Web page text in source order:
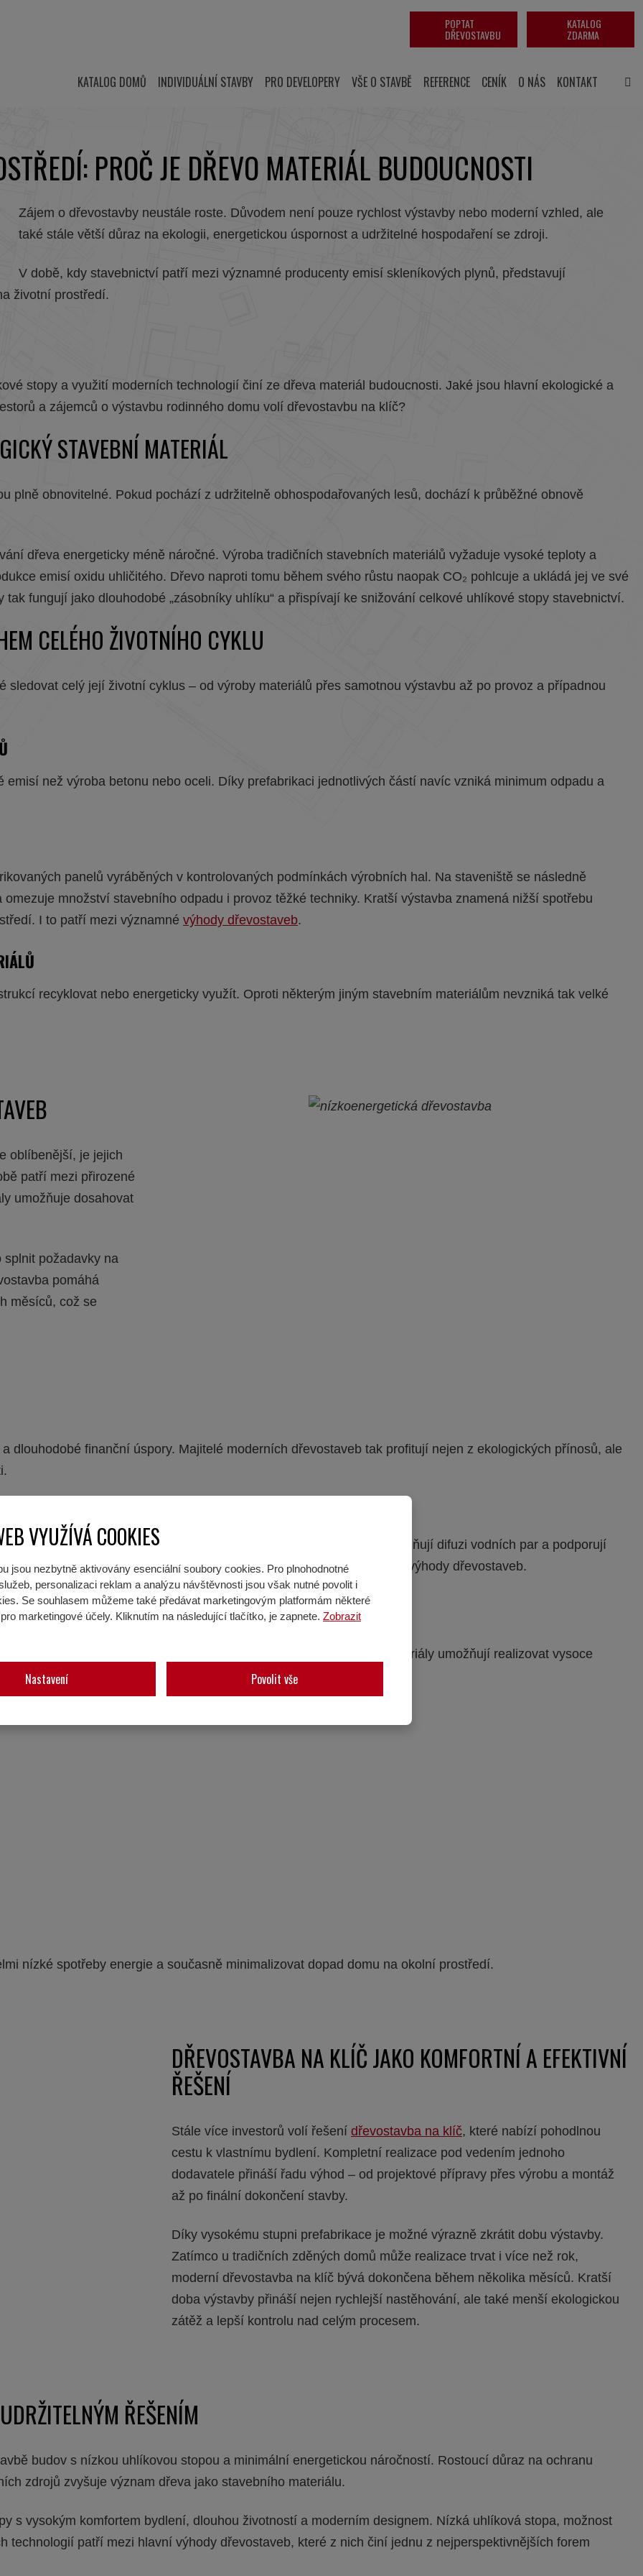
KATALOG DOMŮ INDIVIDUÁLNÍ STAVBY PRO DEVELOPERY VŠE O STAVBĚ REFERENCE CENÍK O NÁS KONTAKT
POPTAT
DŘEVOSTAVBU
KATALOG
ZDARMA
PROČ JE DŘEVO MATERIÁL BUDOUCNOSTI
Zájem o dřevostavby neustále roste. Důvodem není pouze rychlost výstavby nebo moderní vzhled, ale
také stále větší důraz na ekologii, energetickou úspornost a udržitelné hospodaření se zdroji.
V době, kdy stavebnictví patří mezi významné producenty emisí skleníkových plynů, představují
životní prostředí.
stopy a využití moderních technologií činí ze dřeva materiál budoucnosti. Jaké jsou hlavní ekologické a
a zájemců o výstavbu rodinného domu volí dřevostavbu na klíč?
STAVEBNÍ MATERIÁL
plně obnovitelné. Pokud pochází z udržitelně obhospodařovaných lesů, dochází k průběžné obnově
dřeva energeticky méně náročné. Výroba tradičních stavebních materiálů vyžaduje vysoké teploty a
emisí oxidu uhličitého. Dřevo naproti tomu během svého růstu naopak CO₂ pohlcuje a ukládá jej ve své
fungují jako dlouhodobé „zásobníky uhlíku“ a přispívají ke snižování celkové uhlíkové stopy stavebnictví.
CELÉHO ŽIVOTNÍHO CYKLU
sledovat celý její životní cyklus – od výroby materiálů přes samotnou výstavbu až po provoz a případnou
než výroba betonu nebo oceli. Díky prefabrikaci jednotlivých částí navíc vzniká minimum odpadu a
panelů vyráběných v kontrolovaných podmínkách výrobních hal. Na staveniště se následně
množství stavebního odpadu i provoz těžké techniky. Kratší výstavba znamená nižší spotřebu
I to patří mezi významné výhody dřevostaveb.
recyklovat nebo energeticky využít. Oproti některým jiným stavebním materiálům nevzniká tak velké
oblíbenější, je jejich
patří mezi přirozené
umožňuje dosahovat
požadavky na
pomáhá
měsíců, což se
dlouhodobé finanční úspory. Majitelé moderních dřevostaveb tak profitují nejen z ekologických přínosů, ale
příjemného mikroklimatu. Správně navržené konstrukce umožňují difuzi vodních par a podporují
bydlení a příznivé klima v interiéru patří mezi často zmiňované výhody dřevostaveb.
NA NOVOU ÚROVEŇ
o dřevěných domech. Moderní výrobní postupy a pokročilé materiály umožňují realizovat vysoce
zejména:
nízké spotřeby energie a současně minimalizovat dopad domu na okolní prostředí.
DŘEVOSTAVBA NA KLÍČ JAKO KOMFORTNÍ A EFEKTIVNÍ
ŘEŠENÍ
Stále více investorů volí řešení dřevostavba na klíč, které nabízí pohodlnou
cestu k vlastnímu bydlení. Kompletní realizace pod vedením jednoho
dodavatele přináší řadu výhod – od projektové přípravy přes výrobu a montáž
až po finální dokončení stavby.
Díky vysokému stupni prefabrikace je možné výrazně zkrátit dobu výstavby.
Zatímco u tradičních zděných domů může realizace trvat i více než rok,
moderní dřevostavba na klíč bývá dokončena během několika měsíců. Kratší
doba výstavby přináší nejen rychlejší nastěhování, ale také menší ekologickou
zátěž a lepší kontrolu nad celým procesem.
ŘEŠENÍM
budov s nízkou uhlíkovou stopou a minimální energetickou náročností. Rostoucí důraz na ochranu
zdrojů zvyšuje význam dřeva jako stavebního materiálu.
s vysokým komfortem bydlení, dlouhou životností a moderním designem. Nízká uhlíková stopa, možnost
technologií patří mezi hlavní výhody dřevostaveb, které z nich činí jednu z nejperspektivnějších forem
VYUŽÍVÁ COOKIES
jsou nezbytně aktivovány esenciální soubory cookies. Pro plnohodnotné
personalizaci reklam a analýzu návštěvnosti jsou však nutné povolit i
Se souhlasem můžeme také předávat marketingovým platformám některé
marketingové účely. Kliknutím na následující tlačítko, je zapnete. Zobrazit
Nastavení Povolit vše